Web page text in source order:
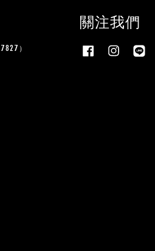
）
關注我們
Facebook Instagram